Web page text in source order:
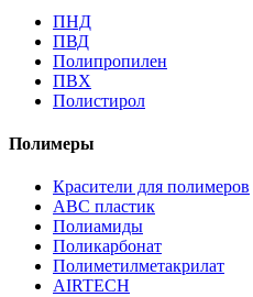
ПНД
ПВД
Полипропилен
ПВХ
Полистирол
Полимеры
Красители для полимеров
АВС пластик
Полиамиды
Поликарбонат
Полиметилметакрилат
AIRTECH